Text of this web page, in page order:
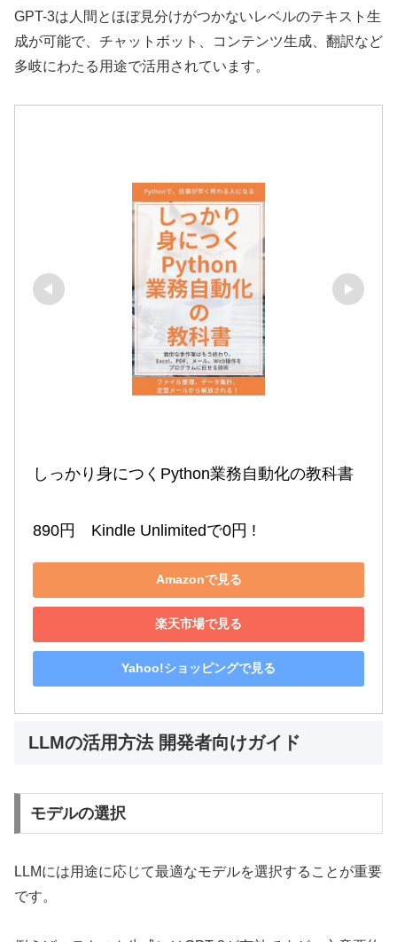
GPT-3は人間とほぼ見分けがつかないレベルのテキスト生
成が可能で、チャットボット、コンテンツ生成、翻訳など
多岐にわたる用途で活用されています。
しっかり身につくPython業務自動化の教科書
890円　Kindle Unlimitedで0円 !
Amazonで見る
楽天市場で見る
Yahoo!ショッピングで見る
LLMの活用方法 開発者向けガイド
モデルの選択
LLMには用途に応じて最適なモデルを選択することが重要
です。